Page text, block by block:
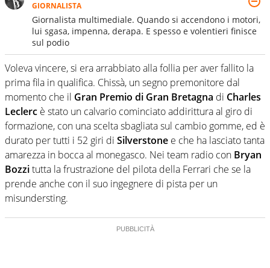
GIORNALISTA
Giornalista multimediale. Quando si accendono i motori,
lui sgasa, impenna, derapa. E spesso e volentieri finisce
sul podio
Voleva vincere, si era arrabbiato alla follia per aver fallito la
prima fila in qualifica. Chissà, un segno premonitore dal
momento che il Gran Premio di Gran Bretagna di Charles
Leclerc è stato un calvario cominciato addirittura al giro di
formazione, con una scelta sbagliata sul cambio gomme, ed è
durato per tutti i 52 giri di Silverstone e che ha lasciato tanta
amarezza in bocca al monegasco. Nei team radio con Bryan
Bozzitutta la frustrazione del pilota della Ferrari che se la
prende anche con il suo ingegnere di pista per un
misundersting.